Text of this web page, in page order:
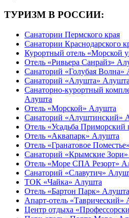
ТУРИЗМ В РОССИИ:
Санатории Пермского края
Санатории Краснодарского
Курортный отель «Морской
Отель «Ривьера Санрайз»
Санаторий «Голубая Волна»
Санаторий «Алушта» Алушта
Санаторно-курортный
Алушта
Отель «Морской» Алушта
Санаторий «Алуштинский»
Отель «Усадьба Приморский
Отель «Аквапарк» Алушта
Отель «Гранатовое
Санаторий «Крымские
Отель «Море СПА Резорт»
Санаторий «Славутич»
ТОК «Чайка» Алушта
Отель «Бартон Парк» Алушта
Апарт-отель «Таврический»
Центр отдыха